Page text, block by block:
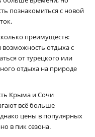
познакомиться с новой
преимуществ:
возможность отдыха с
от турецкого или
отдыха на природе
Крыма и Сочи
всё больше
цены в популярных
в пик сезона.